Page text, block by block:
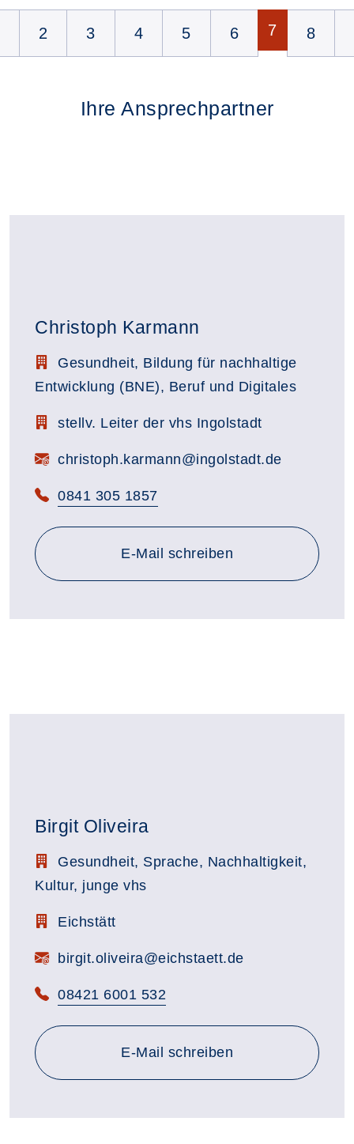
2 3 4 5 6 7 8
Ihre Ansprechpartner
Christoph Karmann
Stellenbezeichnung:
Gesundheit, Bildung für nachhaltige
Entwicklung (BNE), Beruf und Digitales
Zimmerbezeichnung:
stellv. Leiter der vhs Ingolstadt
E-Mail:christoph.karmann@ingolstadt.de
Telefon:
0841 305 1857
E-Mail schreiben
Birgit Oliveira
Stellenbezeichnung:
Gesundheit, Sprache, Nachhaltigkeit,
Kultur, junge vhs
Zimmerbezeichnung:
Eichstätt
E-Mail:birgit.oliveira@eichstaett.de
Telefon:
08421 6001 532
E-Mail schreiben